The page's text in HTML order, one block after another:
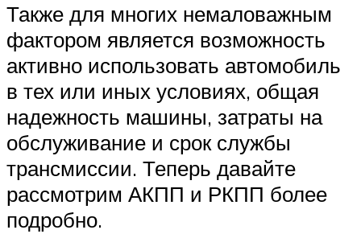
Также для многих немаловажным
фактором является возможность
активно использовать автомобиль
в тех или иных условиях, общая
надежность машины, затраты на
обслуживание и срок службы
трансмиссии. Теперь давайте
рассмотрим АКПП и РКПП более
подробно.